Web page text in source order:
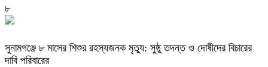
৮
সুনামগঞ্জে ৮ মাসের শিশুর রহস্যজনক মৃত্যু: সুষ্ঠু তদন্ত ও দোষীদের বিচারের
দাবি পরিবারের